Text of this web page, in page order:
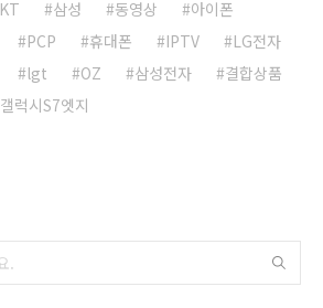
KT 삼성 동영상
아이폰
PCP 휴대폰 IPTV
LG전자
lgt OZ 삼성전자
결합상품
갤럭시S7엣지